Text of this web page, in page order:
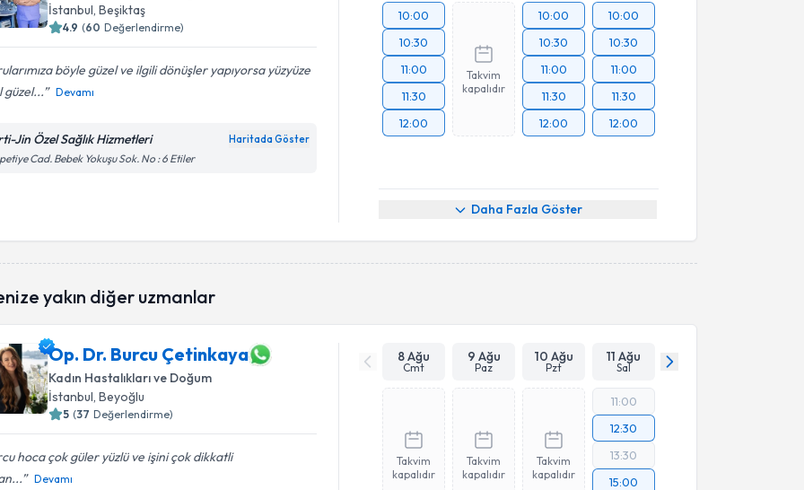
İstanbul, Beşiktaş
4.9 (60 Değerlendirme)
böyle güzel ve ilgili dönüşler yapıyorsa yüzyüze
güzel...
Devamı
Jin Özel Sağlık Hizmetleri Haritada Göster
Cad. Bebek Yokuşu Sok. No : 6 Etiler
10:00
10:30
11:00
11:30
12:00
Takvim
kapalıdır
10:00
10:30
11:00
11:30
12:00
10:00
10:30
11:00
11:30
12:00
Daha Fazla Göster
yakın diğer uzmanlar
Op. Dr. Burcu Çetinkaya
Kadın Hastalıkları ve Doğum
İstanbul , Beyoğlu
5 (37 Değerlendirme)
hoca çok güler yüzlü ve işini çok dikkatli
Devamı
8 Ağu
Cmt
9 Ağu
Paz
10 Ağu
Pzt
11 Ağu
Sal
Takvim
kapalıdır
Takvim
kapalıdır
Takvim
kapalıdır
11:00
12:30
13:30
15:00